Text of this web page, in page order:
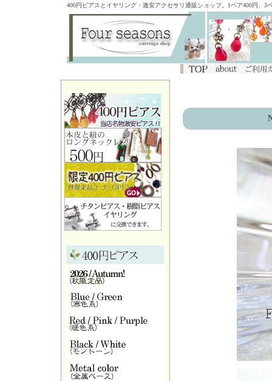
400円ピアスとイヤリング・激安アクセサリ通販ショップ。1ペア400円、